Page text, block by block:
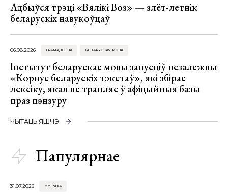
Адбыўся трэці «Вялікі Воз» — злёт-летнік
беларускіх навукоўцаў
06.08.2026 ГРАМАДСТВА БЕЛАРУСКАЯ МОВА
Інстытут беларускае мовы запусціў незалежны
«Корпус беларускіх тэкстаў», які збірае
лексіку, якая не трапляе ў афіцыйныя базы
праз цэнзуру
ЧЫТАЦЬ ЯШЧЭ
Папулярнае
31.07.2026 МУЗЫКА